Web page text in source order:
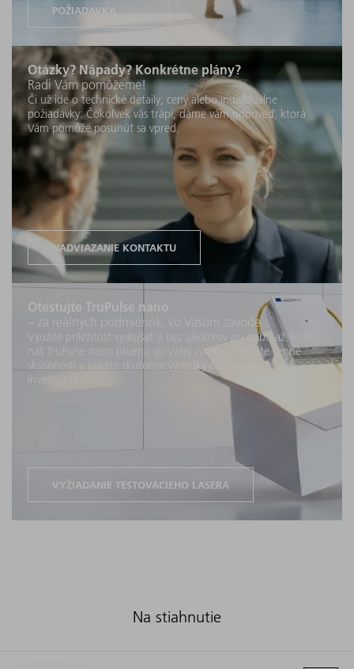
POŽIADAVKA
Otázky? Nápady? Konkrétne plány?
Radi Vám pomôžeme!
Či už ide o technické detaily, ceny alebo individuálne
požiadavky: Čokoľvek vás trápi, dáme vám odpoveď, ktorá
Vám pomôže posunúť sa vpred.
NADVIAZANIE KONTAKTU
Otestujte TruPulse nano
– za reálnych podmienok, vo Vašom závode
Využite príležitosť vyskúšať si bez záväzkov po dobu až 30 dní
náš TruPulse nano priamo vo Vašej výrobe – získate cenné
skúsenosti a uvidíte skutočné výsledky ešte predtým, ako
investujete.
VYŽIADANIE TESTOVACIEHO LASERA
Na stiahnutie